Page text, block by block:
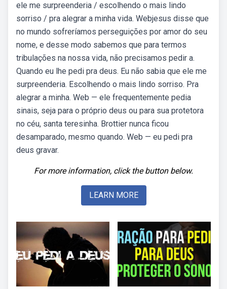
ele me surpreenderia / escolhendo o mais lindo
sorriso / pra alegrar a minha vida. Webjesus disse que
no mundo sofreríamos perseguições por amor do seu
nome, e desse modo sabemos que para termos
tribulações na nossa vida, não precisamos pedir a.
Quando eu lhe pedi pra deus. Eu não sabia que ele me
surpreenderia. Escolhendo o mais lindo sorriso. Pra
alegrar a minha. Web — ele frequentemente pedia
sinais, seja para o próprio deus ou para sua protetora
no céu, santa teresinha. Brottier nunca ficou
desamparado, mesmo quando. Web — eu pedi pra
deus gravar.
For more information, click the button below.
LEARN MORE